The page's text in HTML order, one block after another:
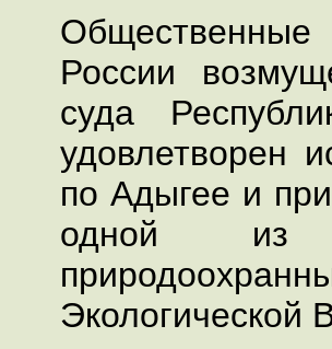
Общественные
России
суда
удовлетворен
по Адыгее и
одной из
Экологической